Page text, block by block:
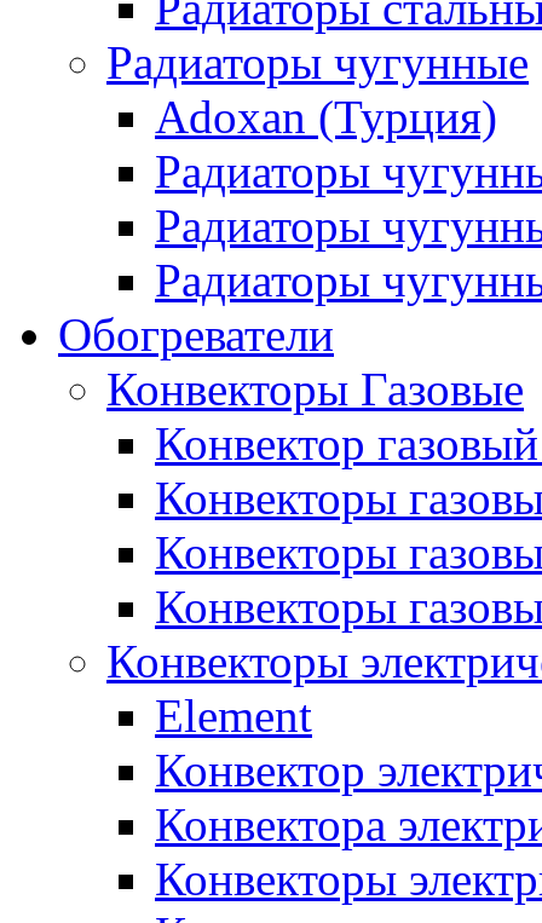
Радиаторы чугунные
Adoxan (Турция)
Радиаторы
Радиаторы
Радиаторы
Обогреватели
Конвекторы Газовые
Конвектор
Конвекторы
Конвекторы
Конвекторы
Конвекторы
Element
Конвектор
Конвектора
Конвекторы